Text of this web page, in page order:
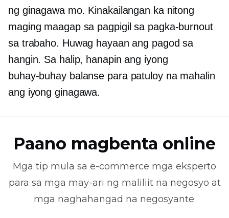
ng ginagawa mo. Kinakailangan ka nitong
maging maagap sa pagpigil sa pagka-burnout
sa trabaho. Huwag hayaan ang pagod sa
hangin. Sa halip, hanapin ang iyong
buhay-buhaybalanse para patuloy na mahalin
ang iyong ginagawa.
Paano magbenta online
Mga tip mula sa e-commerce mga eksperto
para sa mga may-ari ng maliliit na negosyo at
mga naghahangad na negosyante.